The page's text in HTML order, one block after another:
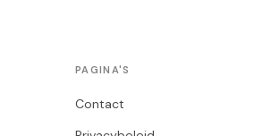
PAGINA'S
Contact